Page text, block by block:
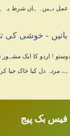
نہیں۔ ہاں شرط یہ ہے
باتیں - خوشی کی
دوستو ! اردو کا ایک
ہے مردہ دل کیا خاک جیا
فیس بک پیج